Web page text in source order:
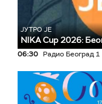
ЈУТРО ЈЕ
NIKA Cup 2026:
06:30 Радио Београд 1